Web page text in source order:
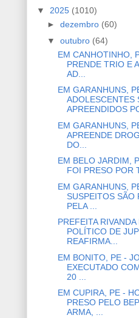
▼ 2025 (1010)
► dezembro (60)
▼ outubro (64)
EM CANHOTINHO,
PRENDE TRIO E
AD...
EM GARANHUNS,
ADOLESCENTES
APREENDIDOS
EM GARANHUNS,
APREENDE
DO...
EM BELO JARDIM,
FOI PRESO POR
EM GARANHUNS,
SUSPEITOS SÃO
PELA ...
PREFEITA
POLÍTICO DE
REAFIRMA...
EM BONITO, PE -
EXECUTADO
20 ...
EM CUPIRA, PE -
PRESO PELO
ARMA, ...